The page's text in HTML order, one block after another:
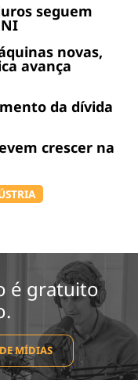
seguem
novas,
avança
da dívida
crescer na
é gratuito
MÍDIAS